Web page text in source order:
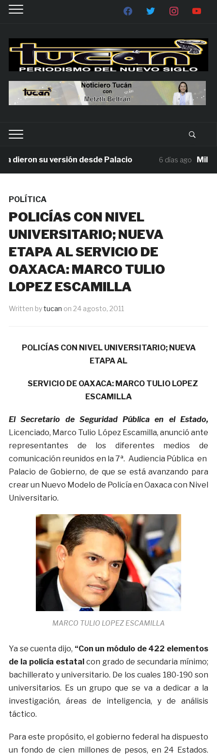
su versión desde Palacio 6 días ago
POLÍTICA
POLICÍAS CON NIVEL
UNIVERSITARIO; NUEVA
ETAPA AL SERVICIO DE
OAXACA: MARCO TULIO
LOPEZ ESCAMILLA
Written bytucan on 24 agosto, 2011
POLICÍAS CON NIVEL UNIVERSITARIO; NUEVA
ETAPA AL
SERVICIO DE OAXACA: MARCO TULIO LOPEZ
ESCAMILLA
El Secretario de Seguridad Pública en el Estado,
Licenciado, Marco Tulio López Escamilla, anunció ante
representantes de los diferentes medios de
comunicación reunidos en la 7ª. Audiencia Pública en
Palacio de Gobierno, de que se está avanzando para
crear un Nuevo Modelo de Policía en Oaxaca con Nivel
Universitario.
MARCO TULIO LOPEZ ESCAMILLA
Ya se cuenta dijo, “Con un módulo de 422 elementos
de la policía estatalcon grado de secundaria mínimo;
bachillerato y universitario. De los cuales 180-190 son
universitarios. Es un grupo que se va a dedicar a la
investigación, áreas de inteligencia, y de análisis
táctico.
Para este propósito, el gobierno federal ha dispuesto
un fondo de cien millones de pesos, en 24 Estados.